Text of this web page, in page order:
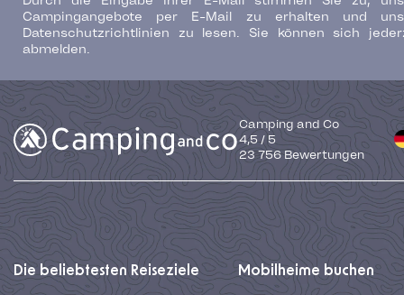
Campingangebote per E-Mail zu erhalten und
Datenschutzrichtlinien zu lesen. Sie können sich
abmelden.
Camping and Co
4,5 / 5
23 756Bewertungen
Die beliebtesten Reiseziele Mobilheime buchen